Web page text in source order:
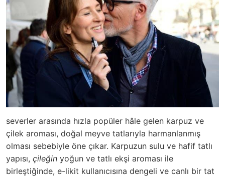
severler arasında hızla popüler hâle gelen karpuz ve
çilek aroması, doğal meyve tatlarıyla harmanlanmış
olması sebebiyle öne çıkar. Karpuzun sulu ve hafif tatlı
yapısı, çileğin yoğun ve tatlı ekşi aroması ile
birleştiğinde, e-likit kullanıcısına dengeli ve canlı bir tat